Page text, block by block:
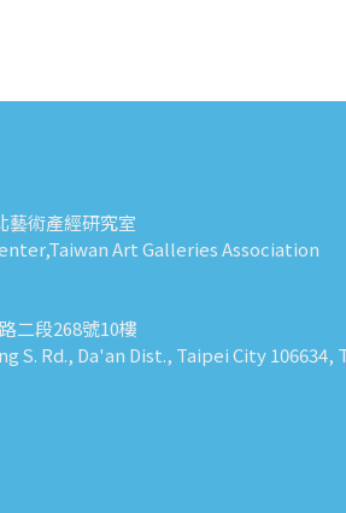
藝術產經研究室
Art Galleries Association
二段268號10樓
S. Rd., Da'an Dist., Taipei City 106634,